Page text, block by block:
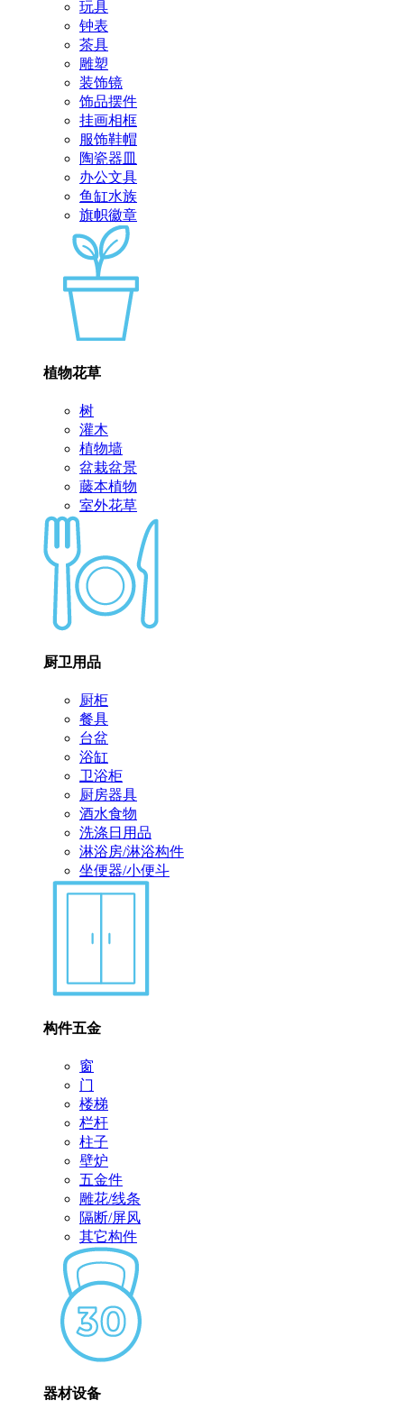
玩具
钟表
茶具
雕塑
装饰镜
饰品摆件
挂画相框
服饰鞋帽
陶瓷器皿
办公文具
鱼缸水族
旗帜徽章
植物花草
树
灌木
植物墙
盆栽盆景
藤本植物
室外花草
厨卫用品
厨柜
餐具
台盆
浴缸
卫浴柜
厨房器具
酒水食物
洗涤日用品
淋浴房/淋浴构件
坐便器/小便斗
构件五金
窗
门
楼梯
栏杆
柱子
壁炉
五金件
雕花/线条
隔断/屏风
其它构件
器材设备